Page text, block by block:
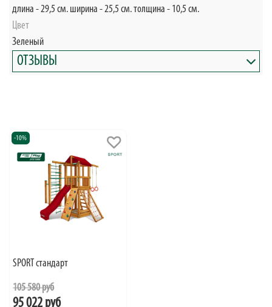
длина - 29,5 см. ширина - 25,5 см. толщина - 10,5 см.
Цвет
Зеленый
ОТЗЫВЫ
-10%
SPORT стандарт
105 580 руб
95 022 руб